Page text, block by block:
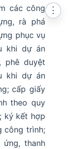
các công
rà phá
phục vụ
khi dự án
phê duyệt
khi dự án
cấp giấy
theo quy
ký kết hợp
công trình;
thanh
⋮